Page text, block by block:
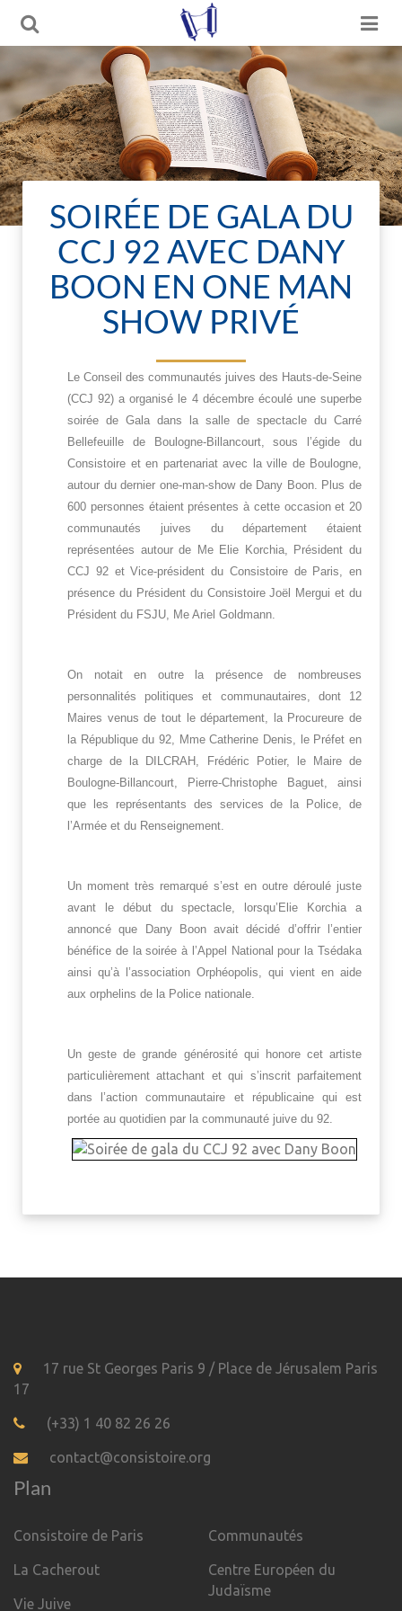
SOIRÉE DE GALA DU
CCJ 92 AVEC DANY
BOON EN ONE MAN
SHOW PRIVÉ
Le Conseil des communautés juives des Hauts-de-Seine
(CCJ 92) a organisé le 4 décembre écoulé une superbe
soirée de Gala dans la salle de spectacle du Carré
Bellefeuille de Boulogne-Billancourt, sous l’égide du
Consistoire et en partenariat avec la ville de Boulogne,
autour du dernier one-man-show de Dany Boon. Plus de
600 personnes étaient présentes à cette occasion et 20
communautés juives du département étaient
représentées autour de Me Elie Korchia, Président du
CCJ 92 et Vice-président du Consistoire de Paris, en
présence du Président du Consistoire Joël Mergui et du
Président du FSJU, Me Ariel Goldmann.
On notait en outre la présence de nombreuses
personnalités politiques et communautaires, dont 12
Maires venus de tout le département, la Procureure de
la République du 92, Mme Catherine Denis, le Préfet en
charge de la DILCRAH, Frédéric Potier, le Maire de
Boulogne-Billancourt, Pierre-Christophe Baguet, ainsi
que les représentants des services de la Police, de
l’Armée et du Renseignement.
Un moment très remarqué s’est en outre déroulé juste
avant le début du spectacle, lorsqu’Elie Korchia a
annoncé que Dany Boon avait décidé d’offrir l’entier
bénéfice de la soirée à l’Appel National pour la Tsédaka
ainsi qu’à l’association Orphéopolis, qui vient en aide
aux orphelins de la Police nationale.
Un geste de grande générosité qui honore cet artiste
particulièrement attachant et qui s’inscrit parfaitement
dans l’action communautaire et républicaine qui est
portée au quotidien par la communauté juive du 92.
17 rue St Georges Paris 9 / Place de Jérusalem Paris
17
(+33) 1 40 82 26 26
contact@consistoire.org
Plan
Consistoire de Paris
La Cacherout
Vie Juive
Communautés
Centre Européen du
Judaïsme